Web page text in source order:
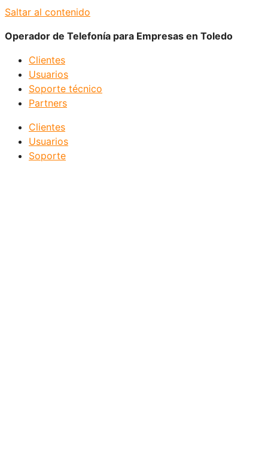
Saltar al contenido
Operador de Telefonía para Empresas en Toledo
Clientes
Usuarios
Soporte técnico
Partners
Clientes
Usuarios
Soporte